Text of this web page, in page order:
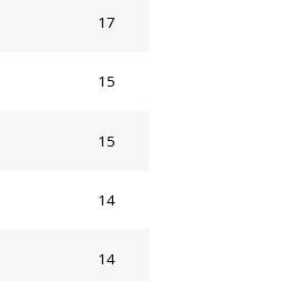
17
15
15
14
14